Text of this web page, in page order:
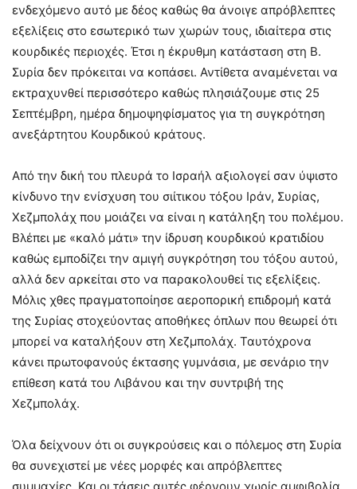
ενδεχόμενο αυτό με δέος καθώς θα άνοιγε απρόβλεπτες
εξελίξεις στο εσωτερικό των χωρών τους, ιδιαίτερα στις
κουρδικές περιοχές. Έτσι η έκρυθμη κατάσταση στη Β.
Συρία δεν πρόκειται να κοπάσει. Αντίθετα αναμένεται να
εκτραχυνθεί περισσότερο καθώς πλησιάζουμε στις 25
Σεπτέμβρη, ημέρα δημοψηφίσματος για τη συγκρότηση
ανεξάρτητου Κουρδικού κράτους.
Από την δική του πλευρά το Ισραήλ αξιολογεί σαν ύψιστο
κίνδυνο την ενίσχυση του σιίτικου τόξου Ιράν, Συρίας,
Χεζμπολάχ που μοιάζει να είναι η κατάληξη του πολέμου.
Βλέπει με «καλό μάτι» την ίδρυση κουρδικού κρατιδίου
καθώς εμποδίζει την αμιγή συγκρότηση του τόξου αυτού,
αλλά δεν αρκείται στο να παρακολουθεί τις εξελίξεις.
Μόλις χθες πραγματοποίησε αεροπορική επιδρομή κατά
της Συρίας στοχεύοντας αποθήκες όπλων που θεωρεί ότι
μπορεί να καταλήξουν στη Χεζμπολάχ. Ταυτόχρονα
κάνει πρωτοφανούς έκτασης γυμνάσια, με σενάριο την
επίθεση κατά του Λιβάνου και την συντριβή της
Χεζμπολάχ.
Όλα δείχνουν ότι οι συγκρούσεις και ο πόλεμος στη Συρία
θα συνεχιστεί με νέες μορφές και απρόβλεπτες